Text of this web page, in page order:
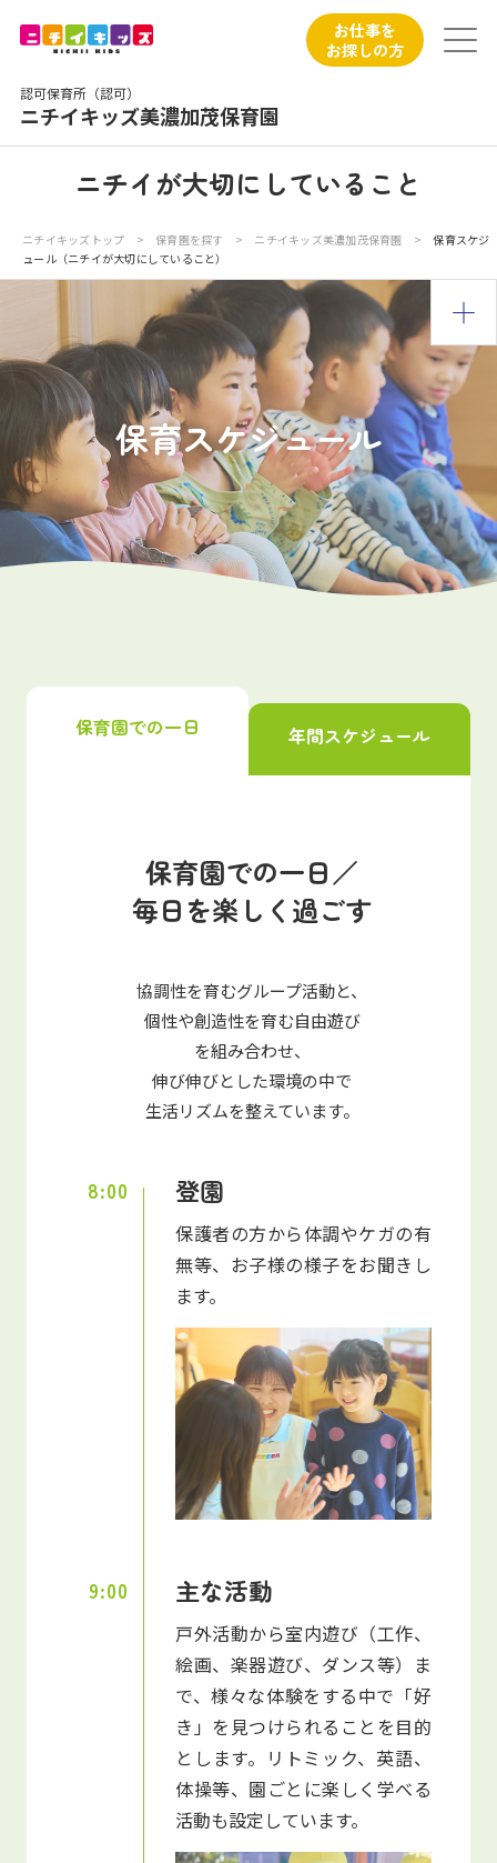
認可保育所（認可）
ニチイキッズ美濃加茂保育園
お仕事を
お探しの方
ニチイが大切にしていること
お食事
入園の概要
子育てひろばのご紹介
写真販売サービス
よくあるご質問
ニチイが大切にしていること
ニチイキッズトップ > 保育園を探す > ニチイキッズ美濃加茂保育園 >
保育スケジ
ュール（ニチイが大切にしていること）
保育スケジュール
保育園での一日 年間スケジュール
保育園での一日／
毎日を楽しく過ごす
協調性を育むグループ活動と、
個性や創造性を育む自由遊び
を組み合わせ、
伸び伸びとした環境の中で
生活リズムを整えています。
8:00 登園
保護者の方から体調やケガの有
無等、お子様の様子をお聞きし
ます。
9:00 主な活動
戸外活動から室内遊び（工作、
絵画、楽器遊び、ダンス等）ま
で、様々な体験をする中で「好
き」を見つけられることを目的
とします。リトミック、英語、
体操等、園ごとに楽しく学べる
活動も設定しています。